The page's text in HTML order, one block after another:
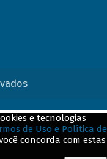
e tecnologias
de Uso e Política de
concorda com estas